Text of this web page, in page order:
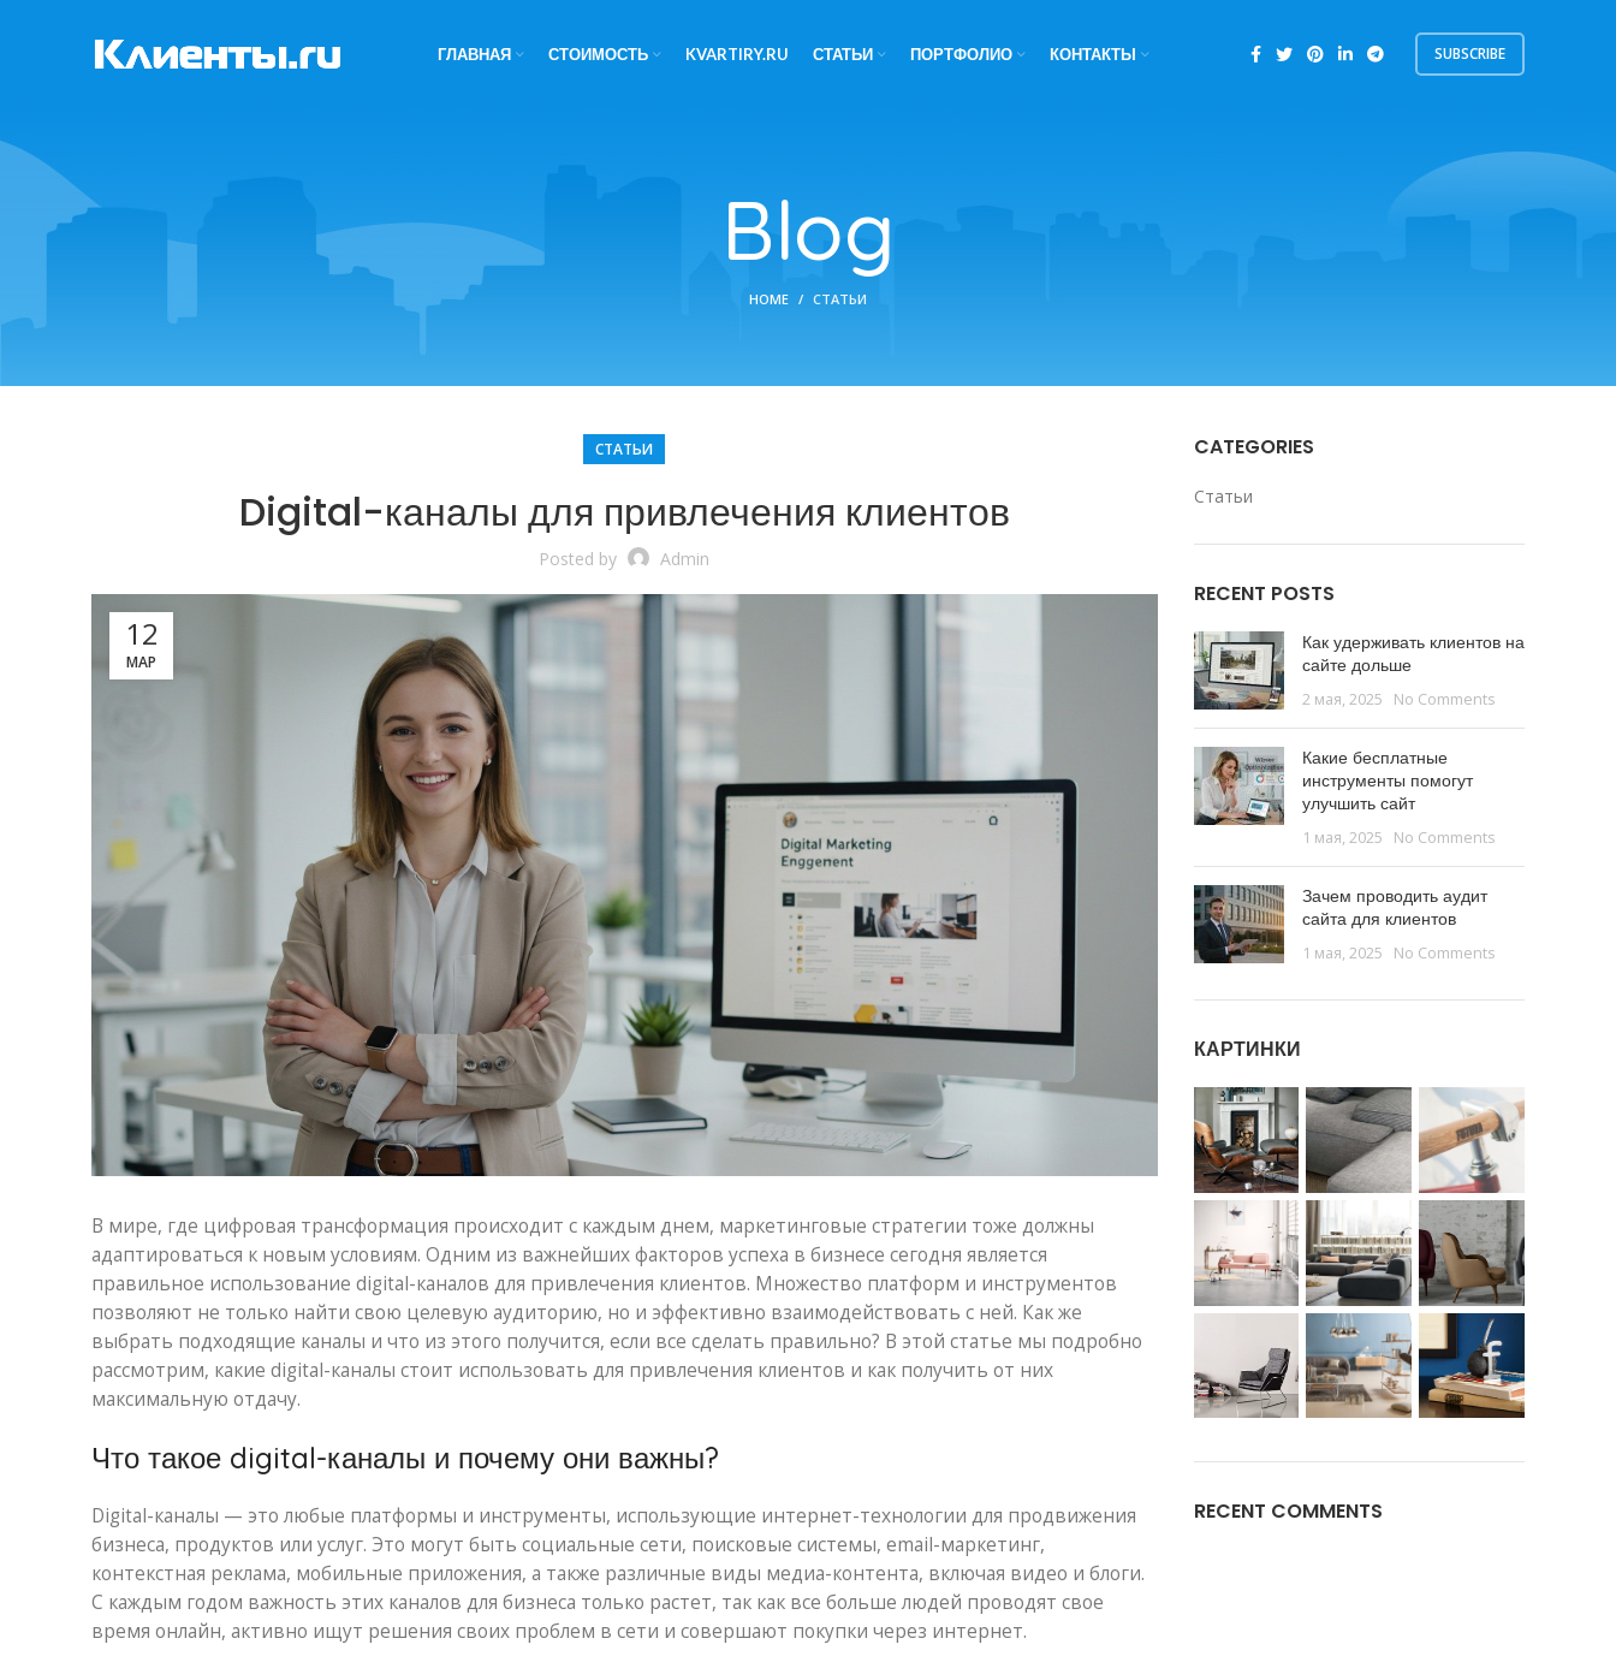
ГЛАВНАЯ СТОИМОСТЬ KVARTIRY.RU СТАТЬИ ПОРТФОЛИО КОНТАКТЫ SUBSCRIBE
Blog
HOME СТАТЬИ
СТАТЬИ
Digital-каналы для привлечения клиентов
Posted by Admin
12
МАР
В мире, где цифровая трансформация происходит с каждым днем, маркетинговые стратегии тоже должны
адаптироваться к новым условиям. Одним из важнейших факторов успеха в бизнесе сегодня является
правильное использование digital-каналов для привлечения клиентов. Множество платформ и инструментов
позволяют не только найти свою целевую аудиторию, но и эффективно взаимодействовать с ней. Как же
выбрать подходящие каналы и что из этого получится, если все сделать правильно? В этой статье мы подробно
рассмотрим, какие digital-каналы стоит использовать для привлечения клиентов и как получить от них
максимальную отдачу.
Что такое digital-каналы и почему они важны?
Digital-каналы — это любые платформы и инструменты, использующие интернет-технологии для продвижения
бизнеса, продуктов или услуг. Это могут быть социальные сети, поисковые системы, email-маркетинг,
контекстная реклама, мобильные приложения, а также различные виды медиа-контента, включая видео и блоги.
С каждым годом важность этих каналов для бизнеса только растет, так как все больше людей проводят свое
время онлайн, активно ищут решения своих проблем в сети и совершают покупки через интернет.
CATEGORIES
Статьи
RECENT POSTS
Как удерживать клиентов на
сайте дольше
2 мая, 2025 No Comments
Какие бесплатные
инструменты помогут
улучшить сайт
1 мая, 2025 No Comments
Зачем проводить аудит
сайта для клиентов
1 мая, 2025 No Comments
КАРТИНКИ
RECENT COMMENTS